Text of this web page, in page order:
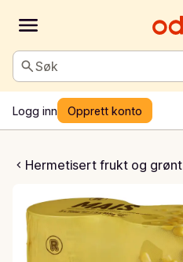
Søk
Logg inn Opprett konto
Hermetisert frukt og grønt